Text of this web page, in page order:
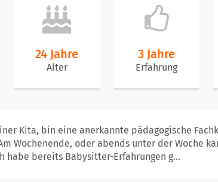
24 Jahre
Alter
3 Jahre
Erfahrung
Kita, bin eine anerkannte pädagogische
Wochenende, oder abends unter der Woche
habe bereits Babysitter-Erfahrungen g...